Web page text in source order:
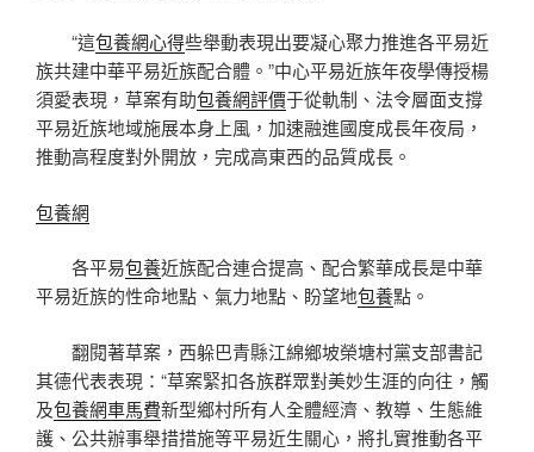
“這包養網心得些舉動表現出要凝心聚力推進各平易近
族共建中華平易近族配合體。”中心平易近族年夜學傳授楊
須愛表現，草案有助包養網評價于從軌制、法令層面支撐
平易近族地域施展本身上風，加速融進國度成長年夜局，
推動高程度對外開放，完成高東西的品質成長。
包養網
各平易包養近族配合連合提高、配合繁華成長是中華
平易近族的性命地點、氣力地點、盼望地包養點。
翻閱著草案，西躲巴青縣江綿鄉坡榮塘村黨支部書記
其德代表表現：“草案緊扣各族群眾對美妙生涯的向往，觸
及包養網車馬費新型鄉村所有人全體經濟、教導、生態維
護、公共辦事舉措措施等平易近生關心，將扎實推動各平